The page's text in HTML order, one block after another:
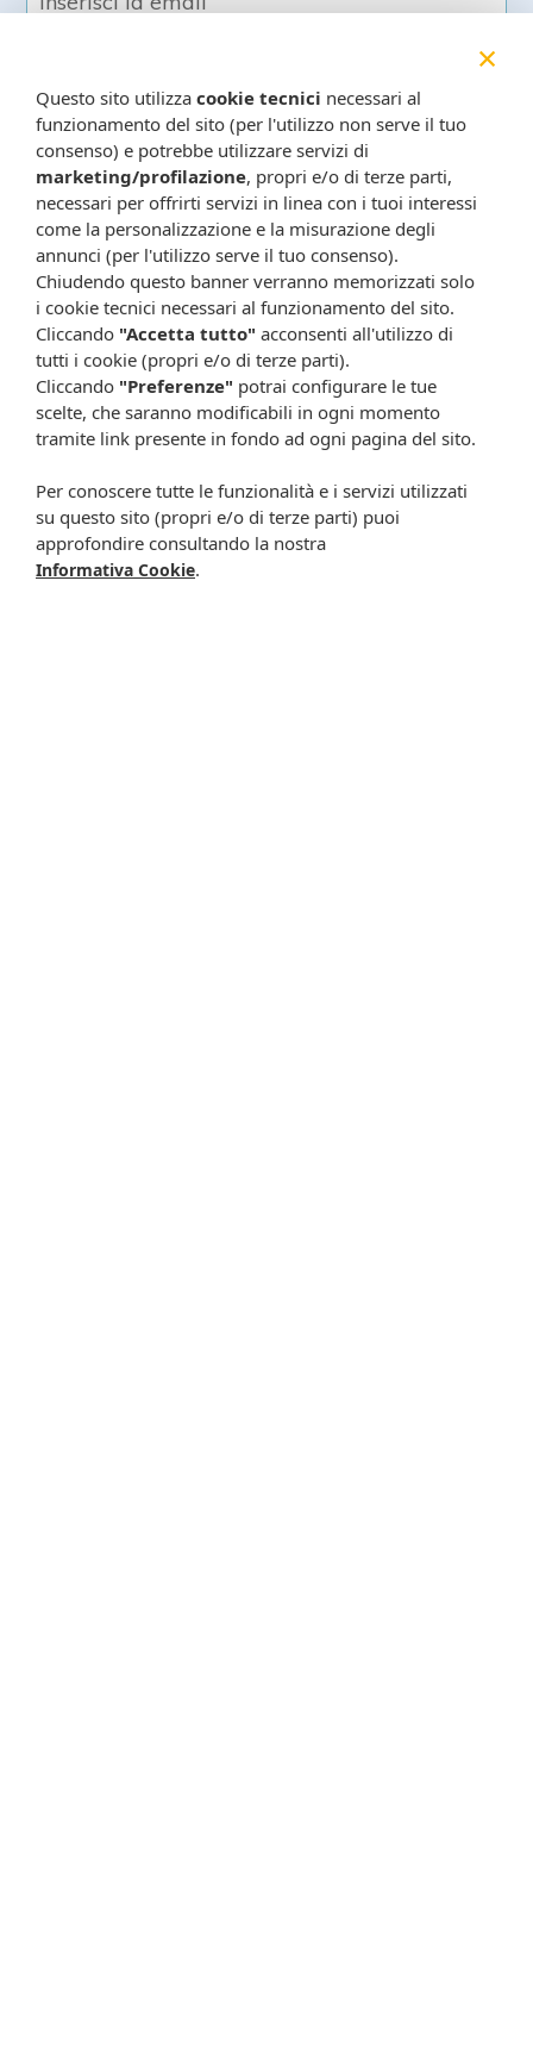
Resta in contatto: (informativa sulla privacy)
Presta il consenso al trattamento dei propri dati da
parte di Farmacia Cavalieri per finalità di invio,
attraverso e-mail, SMS, MMS, fax ed altri mezzi
automatizzati o tradizionali (come telefonate con
operatore), di materiale pubblicitario, promozionale, di
comunicazione commerciale, di compimento di ricerche
di mercato e di vendita diretta in relazione a prodotti o
servizi di Farmacia Cavalieri.
migliorare l'offerta di prodotti e servizi e per le finalità
meglio specificate nell’informativa.
×
Questo sito utilizza cookie tecnici necessari al
funzionamento del sito (per l'utilizzo non serve il tuo
consenso) e potrebbe utilizzare servizi di
marketing/profilazione, propri e/o di terze parti,
necessari per offrirti servizi in linea con i tuoi interessi
come la personalizzazione e la misurazione degli
annunci (per l'utilizzo serve il tuo consenso).
Chiudendo questo banner verranno memorizzati solo
i cookie tecnici necessari al funzionamento del sito.
Cliccando "Accetta tutto" acconsenti all'utilizzo di
tutti i cookie (propri e/o di terze parti).
Cliccando "Preferenze" potrai configurare le tue
scelte, che saranno modificabili in ogni momento
tramite link presente in fondo ad ogni pagina del sito.
Per conoscere tutte le funzionalità e i servizi utilizzati
su questo sito (propri e/o di terze parti) puoi
approfondire consultando la nostra
Informativa Cookie.